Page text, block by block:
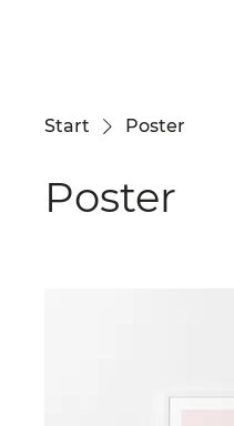
Start Poster
Poster